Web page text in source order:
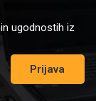
ugodnostih iz
Prijava